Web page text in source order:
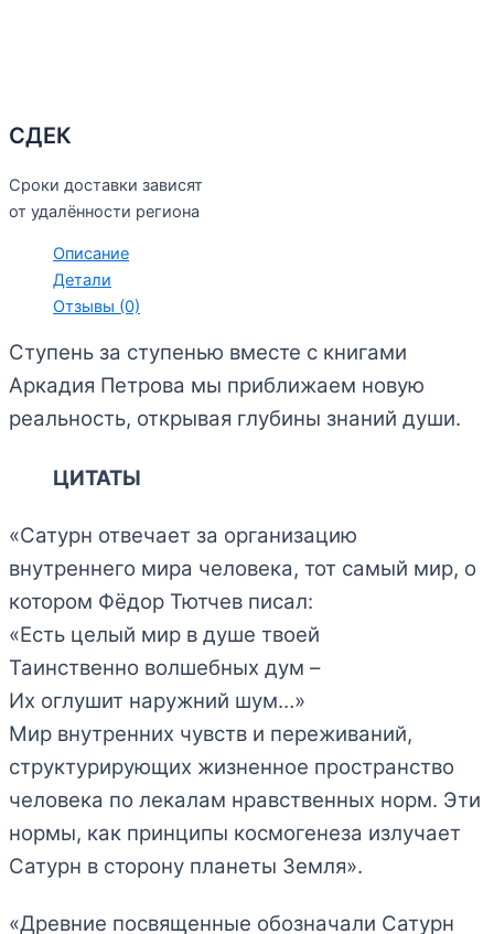
СДЕК
Сроки доставки зависят
от удалённости региона
Описание
Детали
Отзывы (0)
Ступень за ступенью вместе с книгами
Аркадия Петрова мы приближаем новую
реальность, открывая глубины знаний души.
ЦИТАТЫ
«Сатурн отвечает за организацию
внутреннего мира человека, тот самый мир, о
котором Фёдор Тютчев писал:
«Есть целый мир в душе твоей
Таинственно волшебных дум –
Их оглушит наружний шум…»
Мир внутренних чувств и переживаний,
структурирующих жизненное пространство
человека по лекалам нравственных норм. Эти
нормы, как принципы космогенеза излучает
Сатурн в сторону планеты Земля».
«Древние посвященные обозначали Сатурн